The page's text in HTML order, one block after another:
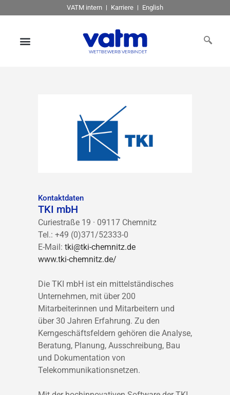
VATM intern Karriere English
Kontaktdaten
TKI mbH
Curiestraße 19 · 09117 Chemnitz
Tel.: +49 (0)371/52333-0
E-Mail: tki@tki-chemnitz.de
www.tki-chemnitz.de/
Die TKI mbH ist ein mittelständisches
Unternehmen, mit über 200
Mitarbeiterinnen und Mitarbeitern und
über 30 Jahren Erfahrung. Zu den
Kerngeschäftsfeldern gehören die Analyse,
Beratung, Planung, Ausschreibung, Bau
und Dokumentation von
Telekommunikationsnetzen.